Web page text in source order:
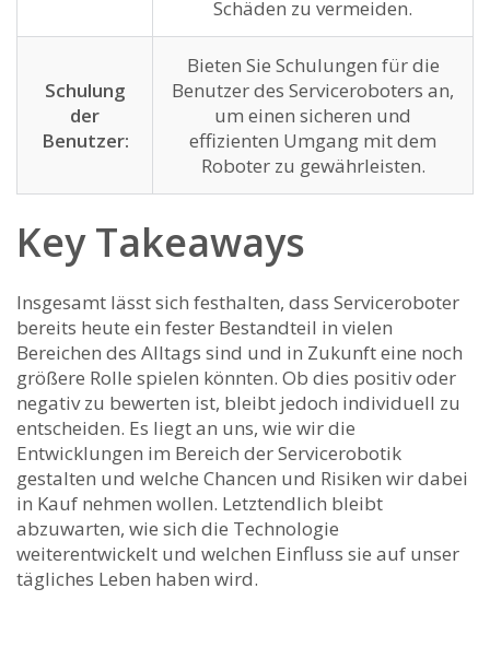
Schäden zu vermeiden.
Schulung
der
Benutzer:
Bieten Sie Schulungen für die
Benutzer des Serviceroboters an,
um einen sicheren und
effizienten Umgang mit dem
Roboter zu gewährleisten.
Key Takeaways
Insgesamt ⁣lässt sich festhalten, dass Serviceroboter
bereits heute ein fester Bestandteil in vielen
Bereichen des ⁣Alltags sind und in Zukunft‍ eine noch
größere Rolle spielen könnten. Ob dies positiv oder
negativ zu bewerten ist, bleibt jedoch individuell zu
entscheiden. Es liegt an uns, wie⁣ wir die
Entwicklungen im Bereich der Servicerobotik
gestalten⁢ und welche Chancen und Risiken wir dabei
in Kauf nehmen wollen. Letztendlich bleibt⁣
abzuwarten, wie sich die ⁢Technologie
weiterentwickelt⁤ und welchen Einfluss sie auf unser
tägliches Leben haben wird.